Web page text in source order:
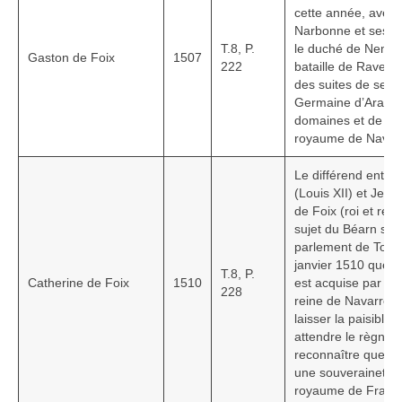
HGL: 1201 à 1249
Personnalités
Personnalités Seconde guerre mondiale
La garde aux Pyrénées de 1808 à 1814
Gaston de Foix 1507
T.8, P.
222
cette année, avec
Narbonne et ses
le duché de
bataille de
des suites de ses
Germaine
domaines et de
royaume de
Catherine de Foix 1510
T.8, P.
228
Le différend entre
(Louis XII) et Jean
de Foix (roi et
sujet du Béarn se
parlement de
janvier 1510 que
est acquise par le
reine de Navarre
laisser la paisible
attendre le règne
reconnaître que le
une souveraineté
royaume de